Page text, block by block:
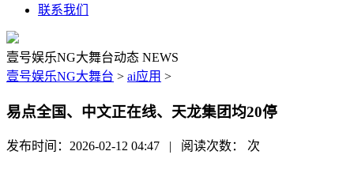
联系我们
壹号娱乐NG大舞台动态 NEWS
壹号娱乐NG大舞台 > ai应用 >
易点全国、中文正在线、天龙集团均20停
发布时间：2026-02-12 04:47 | 阅读次数： 次